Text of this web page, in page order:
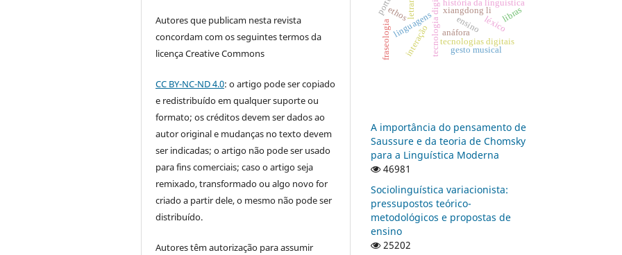
Autores que publicam nesta revista
concordam com os seguintes termos da
licença Creative Commons
CC BY-NC-ND 4.0: o artigo pode ser copiado
e redistribuído em qualquer suporte ou
formato; os créditos devem ser dados ao
autor original e mudanças no texto devem
ser indicadas; o artigo não pode ser usado
para fins comerciais; caso o artigo seja
remixado, transformado ou algo novo for
criado a partir dele, o mesmo não pode ser
distribuído.
Autores têm autorização para assumir
linguagens ensino
tecnologia digital história da linguística
tecnologias digitais
xiangdong li
interação
anáfora
gesto musical
ethos
fraseologia léxicolibras
A importância do pensamento de
Saussure e da teoria de Chomsky
para a Linguística Moderna
46981
Sociolinguística variacionista:
pressupostos teórico-
metodológicos e propostas de
ensino
25202